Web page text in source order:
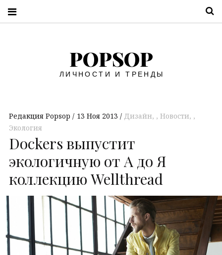
POPSOP
ЛИЧНОСТИ И ТРЕНДЫ
Редакция Popsop 13 Ноя 2013 Дизайн, Новости,
Экология
Dockers выпустит
экологичную от А до Я
коллекцию Wellthread